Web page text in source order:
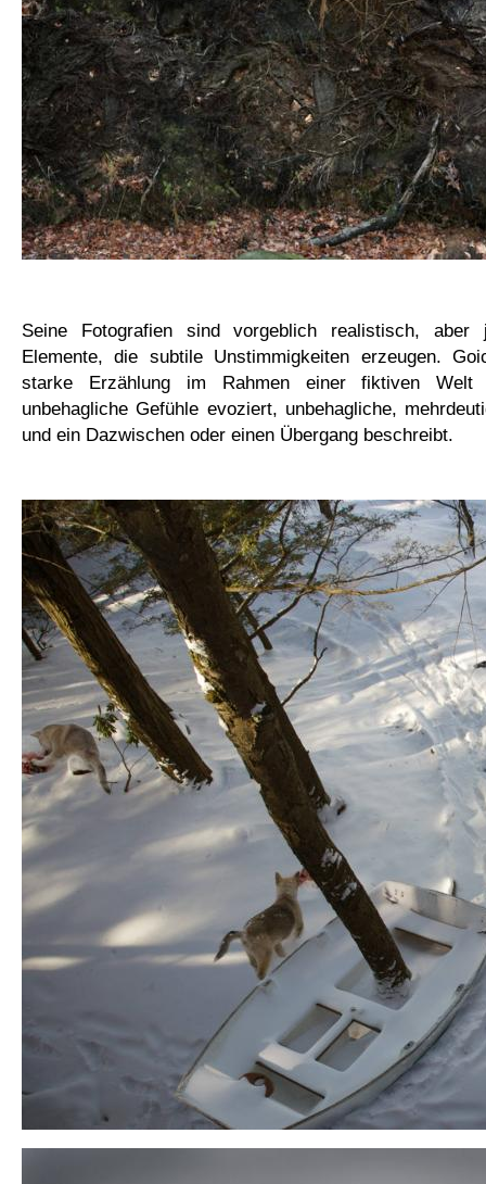
Seine Fotografien sind vorgeblich realistisch, aber
Elemente, die subtile Unstimmigkeiten erzeugen.
starke Erzählung im Rahmen einer fiktiven
unbehagliche Gefühle evoziert, unbehagliche,
und ein Dazwischen oder einen Übergang beschreibt.